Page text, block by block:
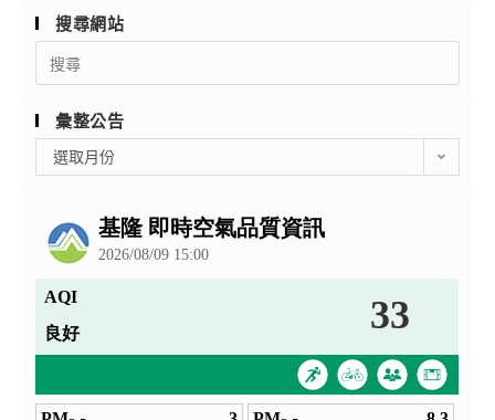
搜尋網站
Search
for:
彙整公告
整
選取月份